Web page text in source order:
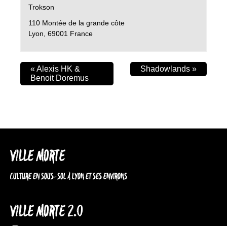
Trokson
110 Montée de la grande côte
Lyon 69001 France
«Alexis HK &
Benoit Doremus
Shadowlands »
VILLE MORTE
CULTURE EN SOUS-SOL À LYON ET SES ENVIRONS
VILLE MORTE 2.0